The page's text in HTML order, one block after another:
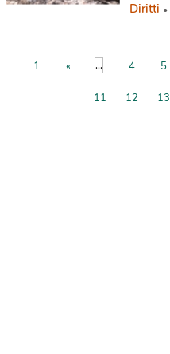
Diritti
1 « ... 4 5
11 12 13